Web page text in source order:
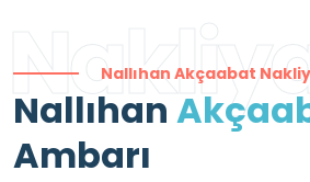
Nallıhan Akçaabat
Nallıhan
Ambarı